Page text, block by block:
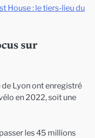
House : le tiers-lieu du
sur
Lyon ont enregistré
en 2022, soit une
les 45 millions